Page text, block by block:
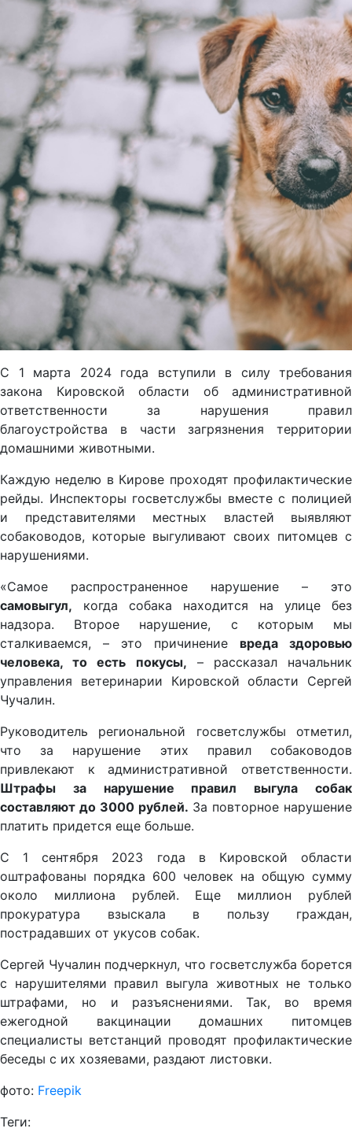
С 1 марта 2024 года вступили в силу требования
закона Кировской области об административной
ответственности за нарушения правил
благоустройства в части загрязнения территории
домашними животными.
Каждую неделю в Кирове проходят профилактические
рейды. Инспекторы госветслужбы вместе с полицией
и представителями местных властей выявляют
собаководов, которые выгуливают своих питомцев с
нарушениями.
«Самое распространенное нарушение – это
самовыгул, когда собака находится на улице без
надзора. Второе нарушение, с которым мы
сталкиваемся, – это причинение вреда здоровью
человека, то есть покусы, – рассказал начальник
управления ветеринарии Кировской области Сергей
Чучалин.
Руководитель региональной госветслужбы отметил,
что за нарушение этих правил собаководов
привлекают к административной ответственности.
Штрафы за нарушение правил выгула собак
составляют до 3000 рублей. За повторное нарушение
платить придется еще больше.
С 1 сентября 2023 года в Кировской области
оштрафованы порядка 600 человек на общую сумму
около миллиона рублей. Еще миллион рублей
прокуратура взыскала в пользу граждан,
пострадавших от укусов собак.
Сергей Чучалин подчеркнул, что госветслужба борется
с нарушителями правил выгула животных не только
штрафами, но и разъяснениями. Так, во время
ежегодной вакцинации домашних питомцев
специалисты ветстанций проводят профилактические
беседы с их хозяевами, раздают листовки.
фото: Freepik
Теги: